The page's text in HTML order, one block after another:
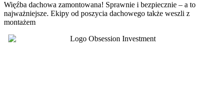
Więźba dachowa zamontowana! Sprawnie i bezpiecznie – a to
najważniejsze. Ekipy od poszycia dachowego także weszli z
montażem